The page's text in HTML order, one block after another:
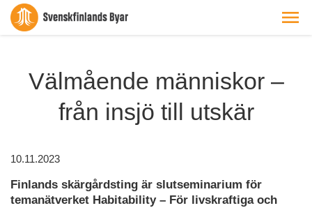
Välmående människor –
från insjö till utskär
10.11.2023
Finlands skärgårdsting är slutseminarium för
temanätverket Habitability – För livskraftiga och